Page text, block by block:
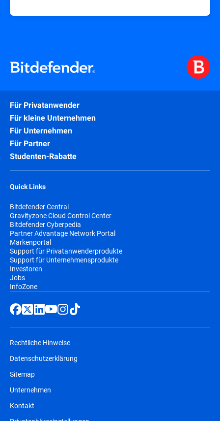
Für Privatanwender
Für kleine Unternehmen
Für Unternehmen
Für Partner
Studenten-Rabatte
Quick Links
Bitdefender Central
Gravityzone Cloud Control Center
Bitdefender Cyberpedia
Partner Advantage Network Portal
Markenportal
Support für Privatanwenderprodukte
Support für Unternehmensprodukte
Investoren
Jobs
InfoZone
Rechtliche Hinweise
Datenschutzerklärung
Sitemap
Unternehmen
Kontakt